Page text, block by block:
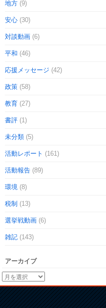
地方 (9)
安心 (30)
対談動画 (6)
平和 (46)
応援メッセージ (42)
政策 (58)
教育 (27)
書評 (1)
未分類 (5)
活動レポート (161)
活動報告 (89)
環境 (8)
税制 (13)
選挙戦動画 (6)
雑記 (143)
アーカイブ